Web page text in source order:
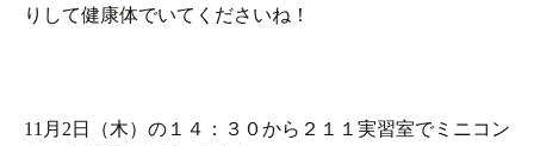
りして健康体でいてくださいね！
11月2日（木）の１４：３０から２１１実習室でミニコン